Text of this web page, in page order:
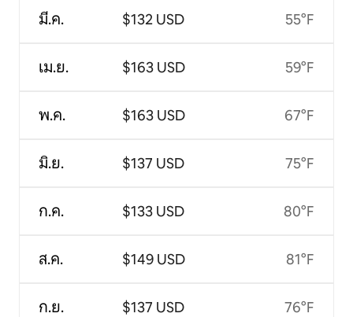
มี.ค.
เม.ย.
พ.ค.
มิ.ย.
ก.ค.
ส.ค.
ก.ย.
$132 USD
$163 USD
$163 USD
$137 USD
$133 USD
$149 USD
$137 USD
55°F
59°F
67°F
75°F
80°F
81°F
76°F